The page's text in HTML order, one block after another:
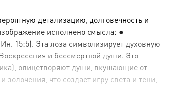
детализацию, долговечность и
исполнено смысла: ●
15:5). Эта лоза символизирует духовную
и бессмертной души. Это
олицетворяют души, вкушающие от
что создает игру света и тени,